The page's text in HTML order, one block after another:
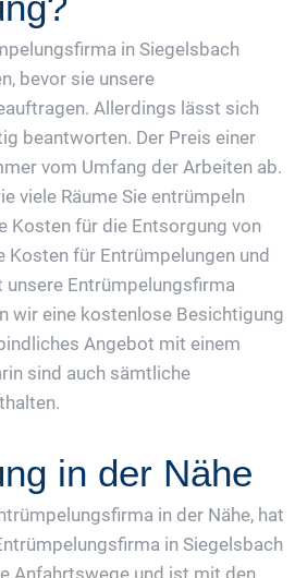
in Siegelsbach
bevor sie unsere
Allerdings lässt sich
beantworten. Der Preis einer
vom Umfang der Arbeiten ab.
viele Räume Sie entrümpeln
Kosten für die Entsorgung von
Kosten für Entrümpelungen und
Entrümpelungsfirma
wir eine kostenlose Besichtigung
Angebot mit einem
sind auch sämtliche
in der Nähe
in der Nähe, hat
in Siegelsbach
Anfahrtswege und ist mit den